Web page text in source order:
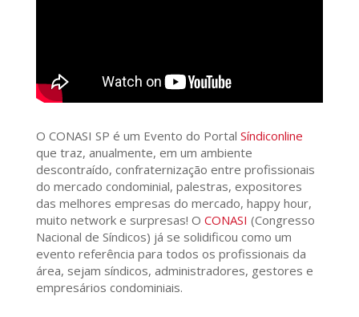
O CONASI SP é um Evento do Portal Síndiconline
que traz, anualmente, em um ambiente
descontraído, confraternização entre profissionais
do mercado condominial, palestras, expositores
das melhores empresas do mercado, happy hour,
muito network e surpresas! O CONASI (Congresso
Nacional de Síndicos) já se solidificou como um
evento referência para todos os profissionais da
área, sejam síndicos, administradores, gestores e
empresários condominiais.